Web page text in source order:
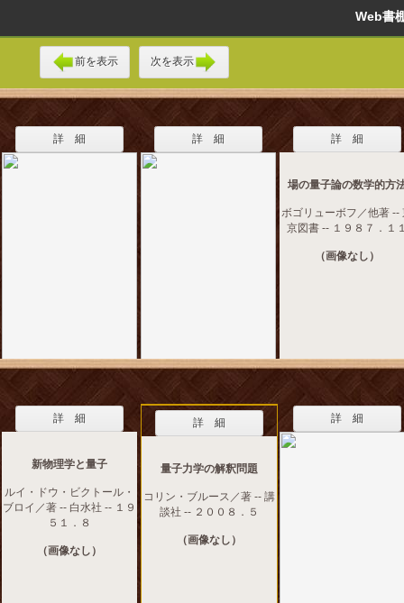
Web
前を表示 次を表示
詳 細 詳 細 詳 細
場の量子論の数学的方
ボゴリューボフ／他著 --
京図書 -- １９８７．１
（画像なし）
詳 細
新物理学と量子
ルイ・ドウ・ビクトール・
ブロイ／著 -- 白水社 -- １９
５１．８
（画像なし）
詳 細
量子力学の解釈問題
コリン・ブルース／著 -- 講
談社 -- ２００８．５
（画像なし）
詳 細